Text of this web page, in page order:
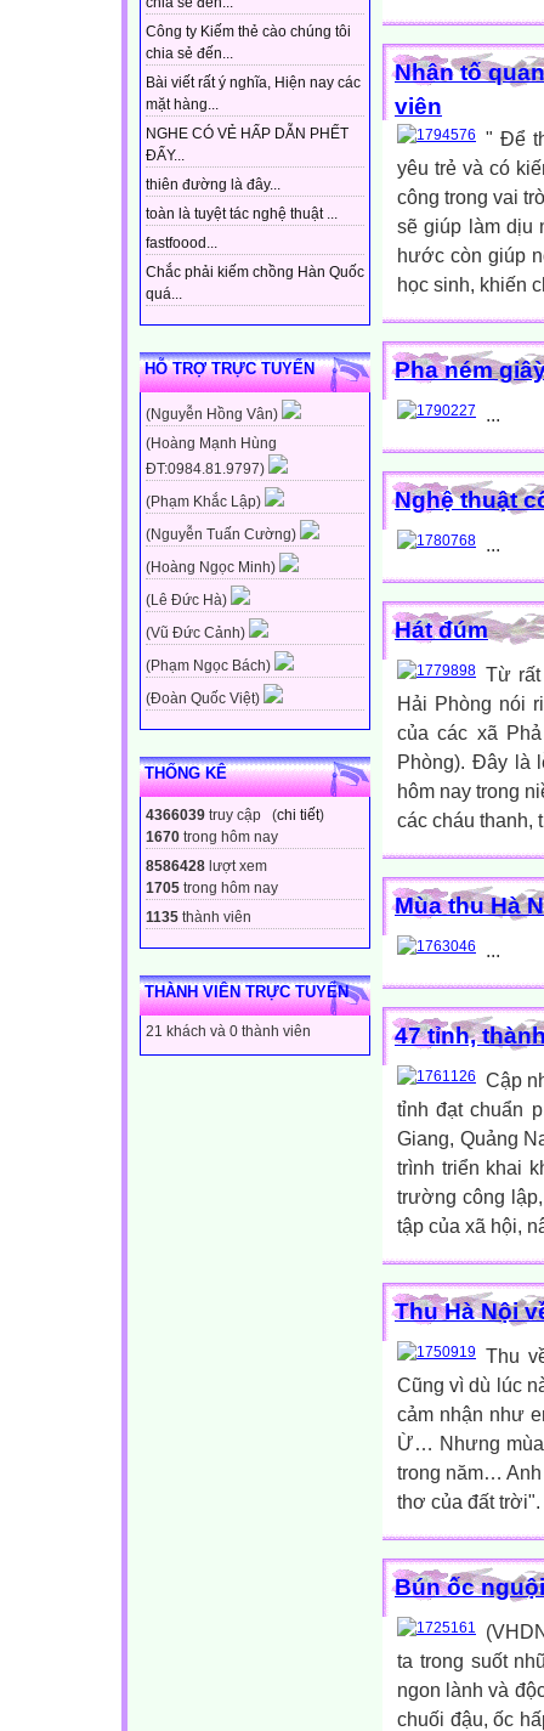
Công ty Kiếm thẻ cào chúng tôi
chia sẻ đến...
Bài viết rất ý nghĩa, Hiện nay các
mặt hàng...
NGHE CÓ VẺ HẤP DẪN PHẾT
ĐẤY...
thiên đường là đây...
toàn là tuyệt tác nghệ thuật ...
fastfoood...
Chắc phải kiếm chồng Hàn Quốc
quá...
HỖ TRỢ TRỰC TUYẾN
(Nguyễn Hồng Vân)
(Hoàng Mạnh Hùng
ĐT:0984.81.9797)
(Phạm Khắc Lập)
(Nguyễn Tuấn Cường)
(Hoàng Ngọc Minh)
(Lê Đức Hà)
(Vũ Đức Cảnh)
(Phạm Ngọc Bách)
(Đoàn Quốc Việt)
THỐNG KÊ
4366039 truy cập (chi tiết)
1670 trong hôm nay
8586428 lượt xem
1705 trong hôm nay
1135 thành viên
THÀNH VIÊN TRỰC TUYẾN
21 khách và 0 thành viên
Nhân tố
viên
" Để
yêu trẻ và có
công trong vai
sẽ giúp làm dịu
hước còn giúp
học sinh, khiến
Pha ném
...
Nghệ thuật
...
Hát đúm
Từ
Hải Phòng nói
của các xã
Phòng). Đây là
hôm nay trong
các cháu thanh,
Mùa thu Hà
...
47 tỉnh,
Cập
tỉnh đạt chuẩn
Giang, Quảng
trình triển khai
trường công
tập của xã hội,
Thu Hà Nội
Thu
Cũng vì dù lúc
cảm nhận như
Ừ… Nhưng mùa
trong năm…
thơ của đất
Bún ốc
ta trong suốt
ngon lành và
chuối đậu, ốc